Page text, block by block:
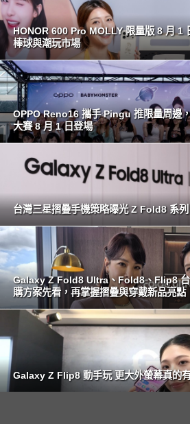
HONOR 600 Pro MOLLY 限量版 8 月 1
棒球與潮玩市場
OPPO Reno16 攜手 Pingu 推限量周邊
大賽 8 月 1 日登場
台灣三星摺疊手機策略曝光 Z Fold8 系
Galaxy Z Fold8 Ultra、Fold8、Flip8 台
購方案先看，再掌握摺疊與穿戴新品亮點
Galaxy Z Flip8 動手玩 更大外螢幕真的